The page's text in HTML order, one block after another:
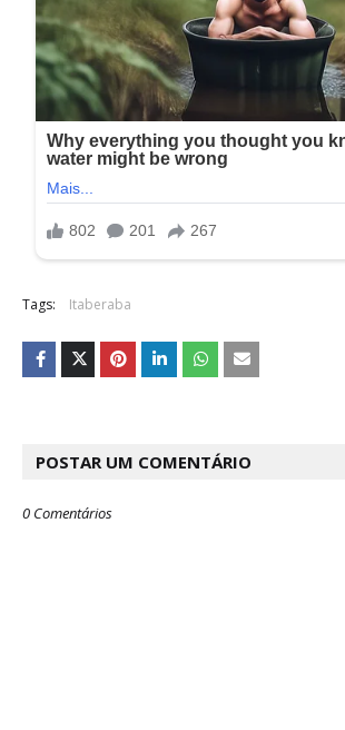
Tags: Itaberaba
POSTAR UM COMENTÁRIO
0 Comentários